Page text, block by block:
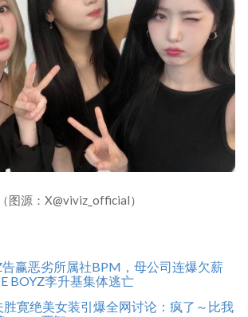
（图源：X@viviz_official）
赢恶劣所属社BPM，母公司连爆欠薪
BOYZ李升基集体逃亡
胜寛绝美女装引爆全网讨论：疯了～比我